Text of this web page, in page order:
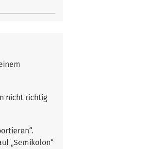
nicht richtig
„Semikolon“